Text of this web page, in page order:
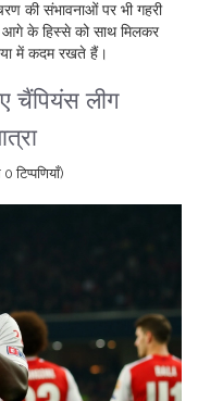
की संभावनाओं पर भी गहरी
आगे के हिस्से को साथ मिलकर
में कदम रखते हैं।
चैंपियंस लीग
0 टिप्पणियाँ)